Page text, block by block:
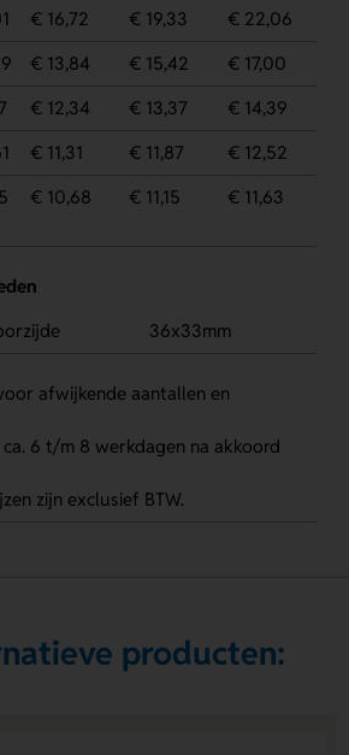
€ 16,72 € 19,33
€ 22,06
€ 13,84 € 15,42
€ 17,00
€ 12,34 € 13,37
€ 14,39
€ 11,31 € 11,87
€ 12,52
€ 10,68 € 11,15 € 11,63
36x33mm
afwijkende aantallen en
6 t/m 8 werkdagen na akkoord
zijn exclusief BTW.
producten: